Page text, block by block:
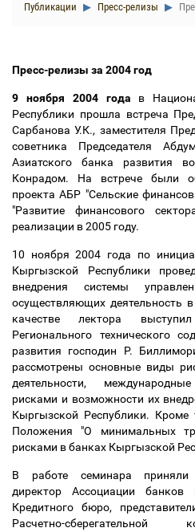
Публикации Пресс-релизы
Пресс-релизы за 2004 год
9 ноября 2004 года в
Республики прошла встреча
Сарбанова У.К., заместителя
советника Председателя
Азиатского банка развития
Конрадом. На встрече были
проекта АБР "Сельские
"Развитие финансового
реализации в 2005 году.
10 ноября 2004 года по
Кыргызской Республики
внедрения системы
осуществляющих деятельность
качестве лектора
Регионального технического
развития господин Р.
рассмотрены основные виды
деятельности,
рисками и возможности их
Кыргызской Республики.
Положения "О минимальных
рисками в банках Кыргызской
В работе семинара приняли
директор Ассоциации банков
Кредитного бюро,
Расчетно-